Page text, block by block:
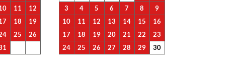
11
12
18
19
25
26
3
4 5 6 7 8
9
10
11 12 13 14 15
16
17
18 19 20 21 22
23
24
25 26 27 28 29 30